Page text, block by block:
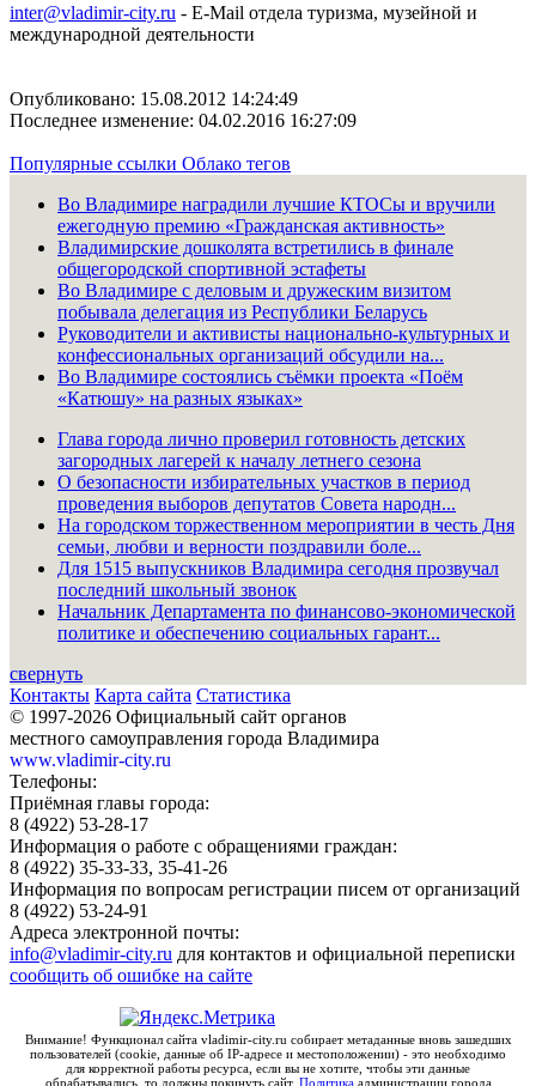
inter@vladimir-city.ru - E-Mail отдела туризма, музейной и
международной деятельности
Опубликовано: 15.08.2012 14:24:49
Последнее изменение: 04.02.2016 16:27:09
Популярные ссылки Облако тегов
Во Владимире наградили лучшие КТОСы и вручили
ежегодную премию «Гражданская активность»
Владимирские дошколята встретились в финале
общегородской спортивной эстафеты
Во Владимире с деловым и дружеским визитом
побывала делегация из Республики Беларусь
Руководители и активисты национально-культурных и
конфессиональных организаций обсудили на...
Во Владимире состоялись съёмки проекта «Поём
«Катюшу» на разных языках»
Глава города лично проверил готовность детских
загородных лагерей к началу летнего сезона
О безопасности избирательных участков в период
проведения выборов депутатов Совета народн...
На городском торжественном мероприятии в честь Дня
семьи, любви и верности поздравили боле...
Для 1515 выпускников Владимира сегодня прозвучал
последний школьный звонок
Начальник Департамента по финансово-экономической
политике и обеспечению социальных гарант...
свернуть
Контакты Карта сайта Статистика
© 1997-2026 Официальный сайт органов
местного самоуправления города Владимира
www.vladimir-city.ru
Телефоны:
Приёмная главы города:
8 (4922) 53-28-17
Информация о работе с обращениями граждан:
8 (4922) 35-33-33, 35-41-26
Информация по вопросам регистрации писем от организаций
8 (4922) 53-24-91
Адреса электронной почты:
info@vladimir-city.ru для контактов и официальной переписки
сообщить об ошибке на сайте
Внимание! Функционал сайта vladimir-city.ru собирает метаданные вновь зашедших
пользователей (cookie, данные об IP-адресе и местоположении) - это необходимо
для корректной работы ресурса, если вы не хотите, чтобы эти данные
обрабатывались, то должны покинуть сайт. Политикаадминистрации города